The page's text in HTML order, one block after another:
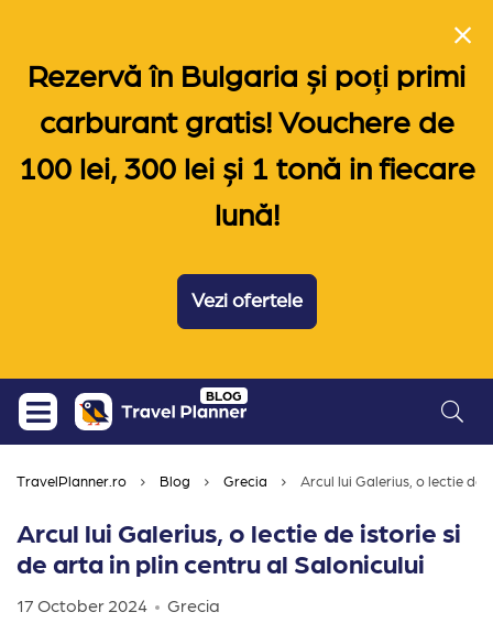
Rezervă în Bulgaria și poți primi
carburant gratis! Vouchere de
100 lei, 300 lei și 1 tonă in fiecare
lună!
Vezi ofertele
Skip
content
BLOG
TravelPlanner.ro Blog Grecia Arcul lui Galerius, o lectie de
Arcul lui Galerius, o lectie de istorie si
de arta in plin centru al Salonicului
17 October 2024 Grecia